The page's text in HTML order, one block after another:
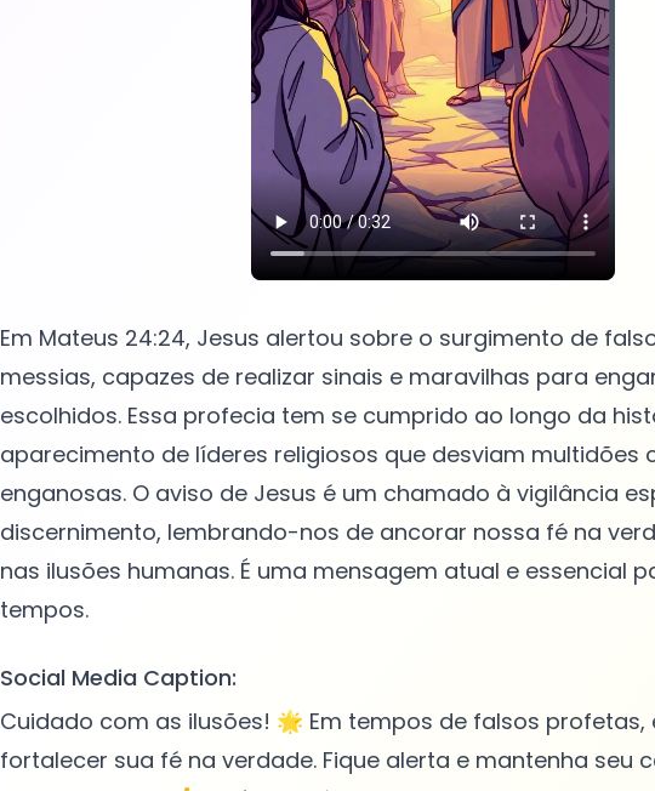
Em Mateus 24:24, Jesus alertou sobre o surgimento de
messias, capazes de realizar sinais e maravilhas para
escolhidos. Essa profecia tem se cumprido ao longo da
aparecimento de líderes religiosos que desviam multidões
enganosas. O aviso de Jesus é um chamado à vigilância
discernimento, lembrando-nos de ancorar nossa fé na
nas ilusões humanas. É uma mensagem atual e essencial
tempos.
Social Media Caption:
Cuidado com as ilusões! 🌟 Em tempos de falsos profetas,
fortalecer sua fé na verdade. Fique alerta e mantenha seu